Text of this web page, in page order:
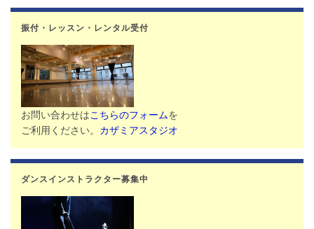
振付・レッスン・レンタル受付
お問い合わせはこちらのフォームを
ご利用ください。 カザミアスタジオ
ダンスインストラクター募集中